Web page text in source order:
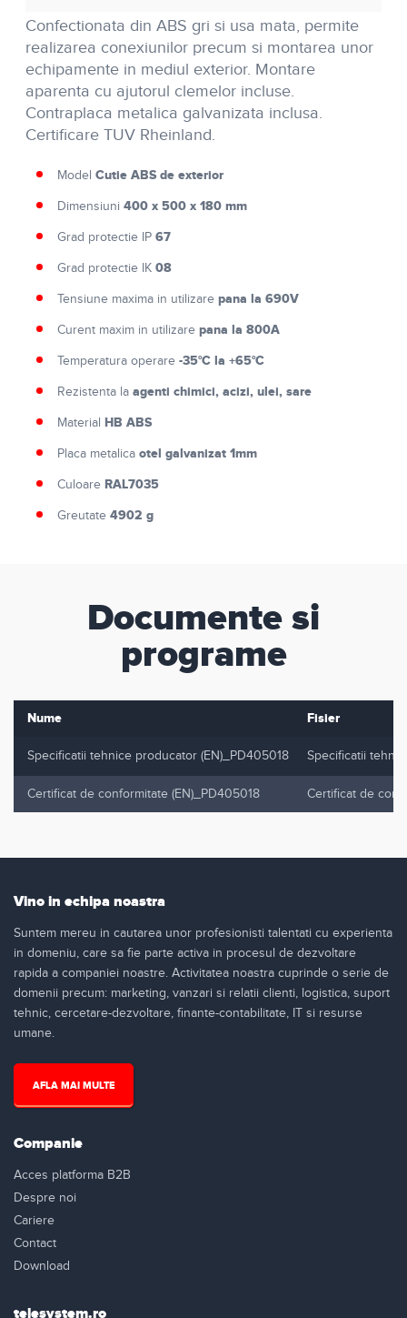
Confectionata din ABS gri si usa mata, permite
realizarea conexiunilor precum si montarea unor
echipamente in mediul exterior. Montare
aparenta cu ajutorul clemelor incluse.
Contraplaca metalica galvanizata inclusa.
Certificare TUV Rheinland.
Model Cutie ABS de exterior
Dimensiuni 400 x 500 x 180 mm
Grad protectie IP 67
Grad protectie IK 08
Tensiune maxima in utilizare pana la 690V
Curent maxim in utilizare pana la 800A
Temperatura operare -35°C la +65°C
Rezistenta la agenti chimici, acizi, ulei, sare
Material HB ABS
Placa metalica otel galvanizat 1mm
Culoare RAL7035
Greutate 4902 g
Documente si
programe
Nume Fisier
Specificatii tehnice producator (EN)_PD405018 Specificatii
Certificat de conformitate (EN)_PD405018 Certificat de
Vino in echipa noastra
Suntem mereu in cautarea unor profesionisti talentati cu experienta
in domeniu, care sa fie parte activa in procesul de dezvoltare
rapida a companiei noastre. Activitatea noastra cuprinde o serie de
domenii precum: marketing, vanzari si relatii clienti, logistica, suport
tehnic, cercetare-dezvoltare, finante-contabilitate, IT si resurse
umane.
AFLA MAI MULTE
Companie
Acces platforma B2B
Despre noi
Cariere
Contact
Download
telesystem.ro